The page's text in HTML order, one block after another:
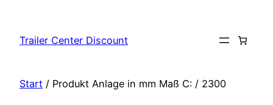
springen
Trailer Center Discount
Start / Produkt Anlage in mm Maß C: / 2300